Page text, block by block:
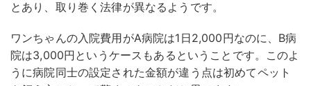
とあり、取り巻く法律が異なるようです。
ワンちゃんの入院費用がA病院は1日2,000円なのに、B病
院は3,000円というケースもあるということです。このよ
うに病院同士の設定された金額が違う点は初めてペット